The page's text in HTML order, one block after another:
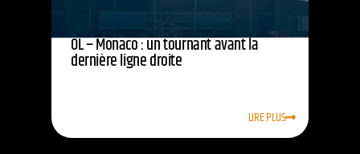
OL – Monaco : un tournant avant la
dernière ligne droite
LIRE PLUS